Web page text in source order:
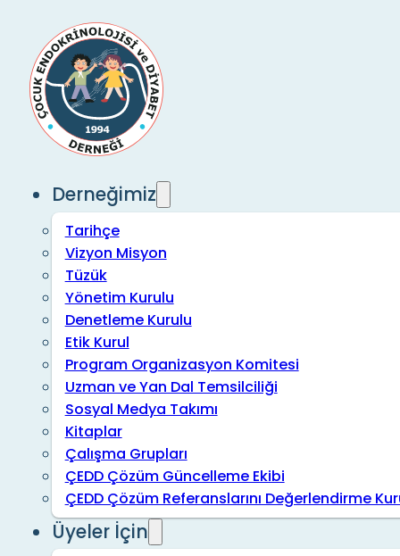
Derneğimiz
Tarihçe
Vizyon Misyon
Tüzük
Yönetim Kurulu
Denetleme Kurulu
Etik Kurul
Program Organizasyon Komitesi
Uzman ve Yan Dal Temsilciliği
Sosyal Medya Takımı
Kitaplar
Çalışma Grupları
ÇEDD Çözüm Güncelleme Ekibi
ÇEDD Çözüm Referanslarını Değerlendirme
Üyeler İçin